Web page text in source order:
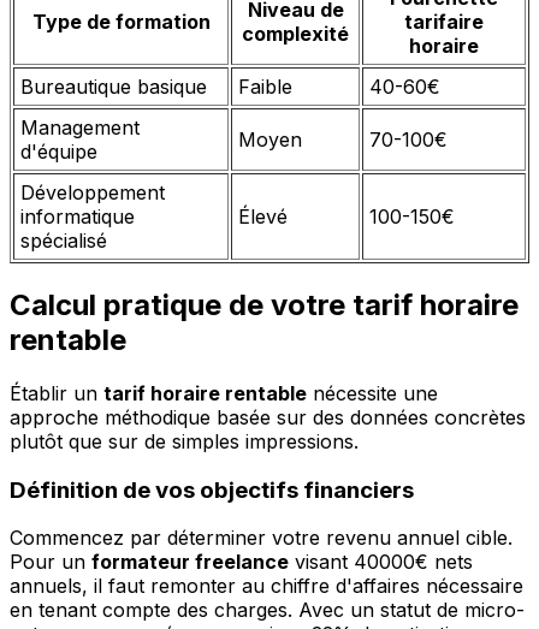
Type de formation
Niveau de
complexité
tarifaire
horaire
Bureautique basique
Faible
40-60€
Management
d'équipe
Moyen 70-100€
Développement
informatique
spécialisé
Élevé 100-150€
Calcul pratique de votre tarif horaire
rentable
Établir un tarif horaire rentable nécessite une
approche méthodique basée sur des données concrètes
plutôt que sur de simples impressions.
Définition de vos objectifs financiers
Commencez par déterminer votre revenu annuel cible.
Pour un formateur freelance visant 40000€ nets
annuels, il faut remonter au chiffre d'affaires nécessaire
en tenant compte des charges. Avec un statut de micro-